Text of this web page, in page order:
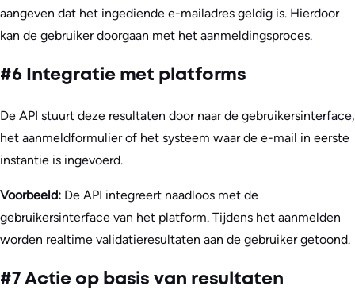
aangeven dat het ingediende e-mailadres geldig is. Hierdoor
kan de gebruiker doorgaan met het aanmeldingsproces.
#6 Integratie met platforms
De API stuurt deze resultaten door naar de gebruikersinterface,
het aanmeldformulier of het systeem waar de e-mail in eerste
instantie is ingevoerd.
Voorbeeld: De API integreert naadloos met de
gebruikersinterface van het platform. Tijdens het aanmelden
worden realtime validatieresultaten aan de gebruiker getoond.
#7 Actie op basis van resultaten